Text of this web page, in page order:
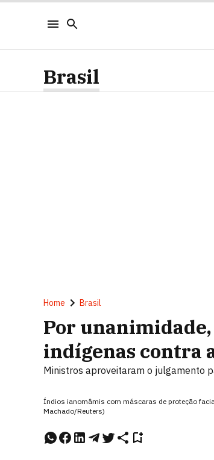
Brasil
Home Brasil
Por
indígenas contra
Ministros aproveitaram o julgamento
Índios ianomâmis com máscaras de proteção
Machado/Reuters)